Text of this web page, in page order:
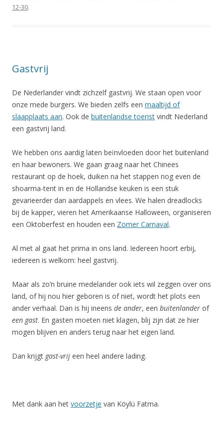
12-30.
Gastvrij
De Nederlander vindt zichzelf gastvrij. We staan open voor
onze mede burgers. We bieden zelfs een maaltijd of
slaapplaats aan. Ook de buitenlandse toerist vindt Nederland
een gastvrij land.
We hebben ons aardig laten beïnvloeden door het buitenland
en haar bewoners. We gaan graag naar het Chinees
restaurant op de hoek, duiken na het stappen nog even de
shoarma-tent in en de Hollandse keuken is een stuk
gevarieerder dan aardappels en vlees. We halen dreadlocks
bij de kapper, vieren het Amerikaanse Halloween, organiseren
een Oktoberfest en houden een Zomer Carnaval.
Al met al gaat het prima in ons land. Iedereen hoort erbij,
iedereen is welkom: heel gastvrij.
Maar als zo’n bruine medelander ook iets wil zeggen over ons
land, of hij nou hier geboren is of niet, wordt het plots een
ander verhaal. Dan is hij ineens de ander, een buitenlander of
een gast. En gasten moeten niet klagen, blij zijn dat ze hier
mogen blijven en anders terug naar het eigen land.
Dan krijgt gast-vrij een heel andere lading.
Met dank aan het voorzetje van Köylü Fatma.